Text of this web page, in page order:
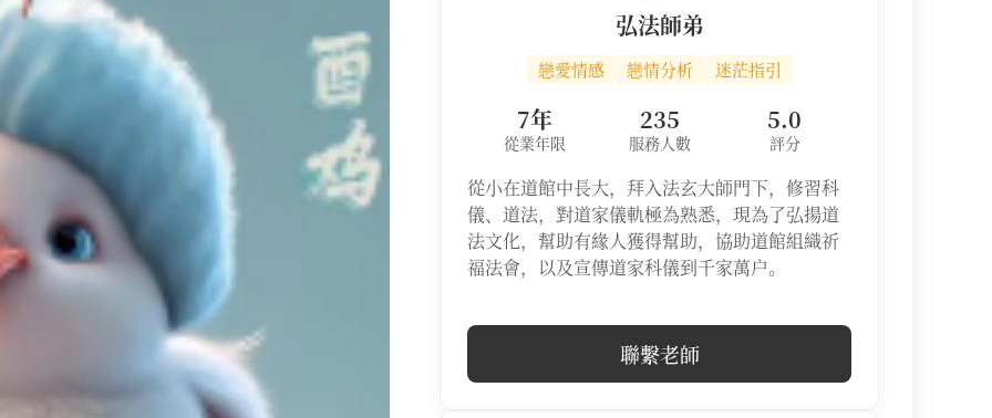
弘法師弟
戀愛情感 戀情分析 迷茫指引
7年
從業年限
235
服務人數
5.0
評分
從小在道館中長大，拜入法玄大師門下，修習科
儀、道法，對道家儀軌極為熟悉，現為了弘揚道
法文化，幫助有緣人獲得幫助，協助道館組織祈
福法會，以及宣傳道家科儀到千家萬户。
聯繫老師